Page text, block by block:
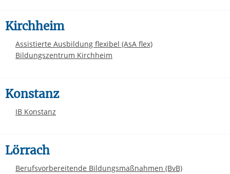
Kirchheim
Assistierte Ausbildung flexibel (AsA flex)
Bildungszentrum Kirchheim
Konstanz
IB Konstanz
Lörrach
Berufsvorbereitende Bildungsmaßnahmen (BvB)